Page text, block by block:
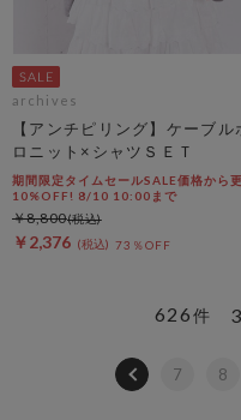
archives
【アンチピリング】ケーブル
ロニット×シャツＳＥＴ
期間限定タイムセールSALE価格から
10%OFF! 8/10 10:00まで
￥2,376 73％OFF
￥8,800
626件
7 8